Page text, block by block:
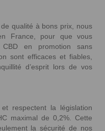
qualité à bons prix, nous
France, pour que vous
en promotion sans
sont efficaces et fiables,
d’esprit lors de vos
respectent la législation
maximal de 0,2%. Cette
la sécurité de nos